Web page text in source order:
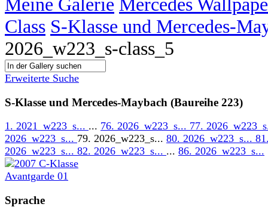
Class S-Klasse und Mercedes-
2026_w223_s-class_5
Erweiterte Suche
S-Klasse und Mercedes-Maybach (Baureihe 223)
1. 2021_w223_s... ... 76. 2026_w223_s... 77.
2026_w223_s... 79. 2026_w223_s... 80. 2026_w223_s...
2026_w223_s... 82. 2026_w223_s... ... 86. 2026_w223_s...
Sprache